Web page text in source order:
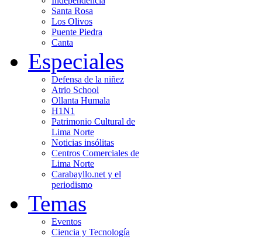
Santa Rosa
Los Olivos
Puente Piedra
Canta
Especiales
Defensa de la niñez
Atrio School
Ollanta Humala
H1N1
Patrimonio Cultural de
Lima Norte
Noticias insólitas
Centros Comerciales de
Lima Norte
Carabayllo.net y el
periodismo
Temas
Eventos
Ciencia y Tecnología